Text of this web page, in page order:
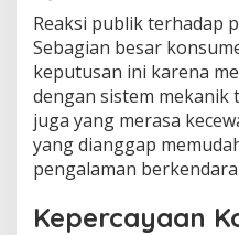
Reaksi publik terhadap
Sebagian besar
keputusan ini karena
dengan sistem mekanik
juga yang merasa
yang dianggap
pengalaman
Kepercayaan